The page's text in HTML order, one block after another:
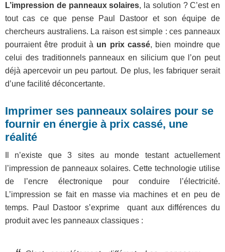
L’impression de panneaux solaires, la solution ? C’est en
tout cas ce que pense Paul Dastoor et son équipe de
chercheurs australiens. La raison est simple : ces panneaux
pourraient être produit à un prix cassé, bien moindre que
celui des traditionnels panneaux en silicium que l’on peut
déjà apercevoir un peu partout. De plus, les fabriquer serait
d’une facilité déconcertante.
Imprimer ses panneaux solaires pour se
fournir en énergie à prix cassé, une
réalité
Il n’existe que 3 sites au monde testant actuellement
l’impression de panneaux solaires. Cette technologie utilise
de l’encre électronique pour conduire l’électricité.
L’impression se fait en masse via machines et en peu de
temps. Paul Dastoor s’exprime quant aux différences du
produit avec les panneaux classiques :